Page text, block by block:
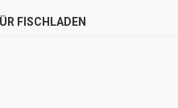
FISCHLADEN